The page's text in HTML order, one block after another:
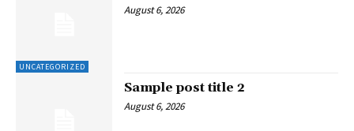
UNCATEGORIZED
August 6, 2026
Sample post title 2
August 6, 2026